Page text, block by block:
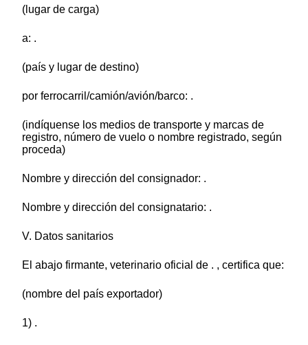
(lugar de carga)
a: .
(país y lugar de destino)
por ferrocarril/camión/avión/barco: .
(indíquense los medios de transporte y marcas de
registro, número de vuelo o nombre registrado, según
proceda)
Nombre y dirección del consignador: .
Nombre y dirección del consignatario: .
V. Datos sanitarios
El abajo firmante, veterinario oficial de . , certifica que:
(nombre del país exportador)
1) .